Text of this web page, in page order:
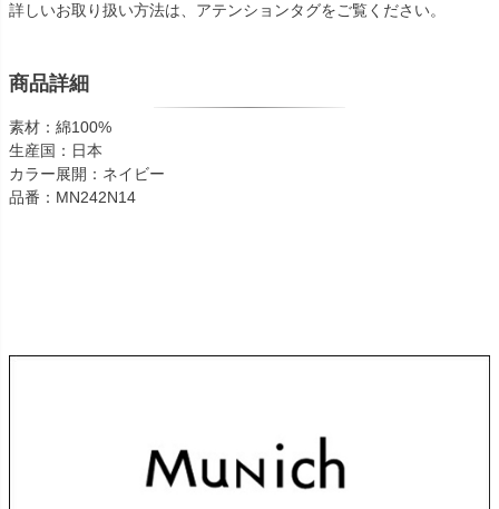
詳しいお取り扱い方法は、アテンションタグをご覧ください。
商品詳細
素材：綿100%
生産国：日本
カラー展開：ネイビー
品番：MN242N14